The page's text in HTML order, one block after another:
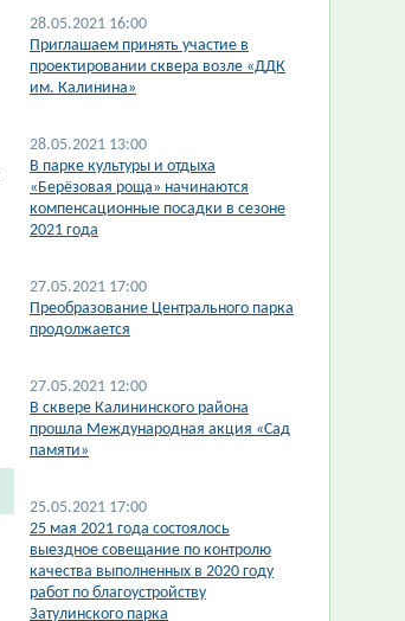
28.05.2021 16:00
Приглашаем принять участие в
проектировании сквера возле «ДДК
им. Калинина»
28.05.2021 13:00
В парке культуры и отдыха
«Берёзовая роща» начинаются
компенсационные посадки в сезоне
2021 года
27.05.2021 17:00
​Преобразование Центрального парка
продолжается
27.05.2021 12:00
В сквере Калининского района
прошла Международная акция «Сад
памяти»
25.05.2021 17:00
​25 мая 2021 года состоялось
выездное совещание по контролю
качества выполненных в 2020 году
работ по благоустройству
Затулинского парка